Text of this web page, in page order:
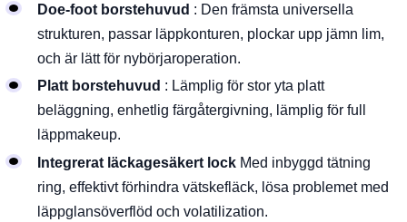
Doe-foot borstehuvud : Den främsta universella
strukturen, passar läppkonturen, plockar upp jämn lim,
och är lätt för nybörjaroperation.
Platt borstehuvud : Lämplig för stor yta platt
beläggning, enhetlig färgåtergivning, lämplig för full
läppmakeup.
Integrerat läckagesäkert lock Med inbyggd tätning
ring, effektivt förhindra vätskefläck, lösa problemet med
läppglansöverflöd och volatilization.